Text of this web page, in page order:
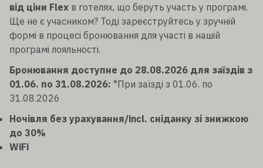
від ціни Flex в готелях, що беруть участь у програмі.
Ще не є учасником? Тоді зареєструйтесь у зручній
формі в процесі бронювання для участі в нашій
програмі лояльності.
Бронювання доступне до 28.08.2026 для заїздів з
01.06. по 31.08.2026: *При заїзді з 01.06. по
31.08.2026
Ночівля без урахування/incl. сніданку зі знижкою
до 30%
WiFi